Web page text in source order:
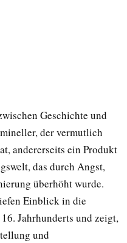
Geschichte und
der vermutlich
andererseits ein Produkt
das durch Angst,
überhöht wurde.
Einblick in die
Jahrhunderts und zeigt,
und